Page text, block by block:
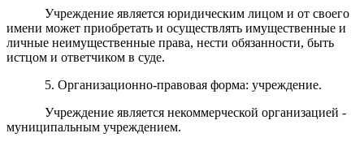
Учреждение является юридическим лицом и от своего
имени может приобретать и осуществлять имущественные и
личные неимущественные права, нести обязанности, быть
истцом и ответчиком в суде.
5. Организационно-правовая форма: учреждение.
Учреждение является некоммерческой организацией -
муниципальным учреждением.